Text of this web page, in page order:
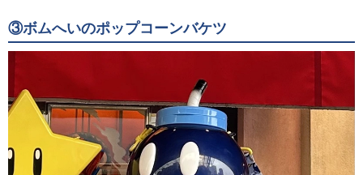
③ボムへいのポップコーンバケツ